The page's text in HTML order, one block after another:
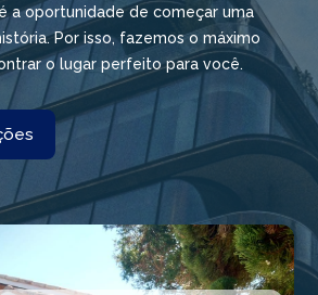
a oportunidade de começar uma
Por isso, fazemos o máximo
o lugar perfeito para você.